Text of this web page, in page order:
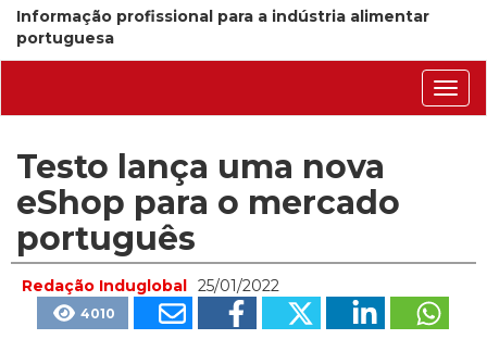
Informação profissional para a indústria alimentar
portuguesa
Testo lança uma nova
eShop para o mercado
português
Redação Induglobal 25/01/2022
4010